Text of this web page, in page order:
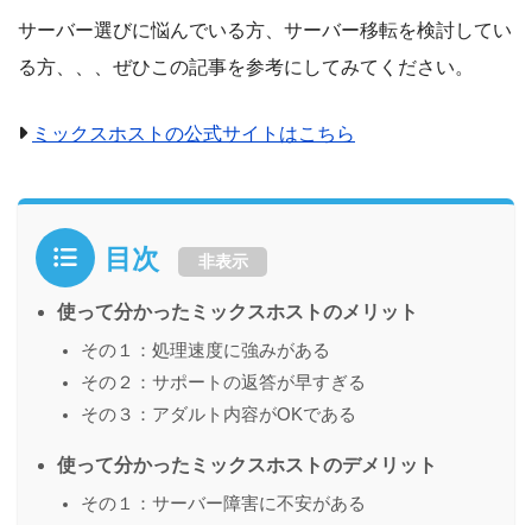
サーバー選びに悩んでいる方、サーバー移転を検討してい
る方、、、ぜひこの記事を参考にしてみてください。
ミックスホストの公式サイトはこちら
目次 非表示
使って分かったミックスホストのメリット
その１：処理速度に強みがある
その２：サポートの返答が早すぎる
その３：アダルト内容がOKである
使って分かったミックスホストのデメリット
その１：サーバー障害に不安がある